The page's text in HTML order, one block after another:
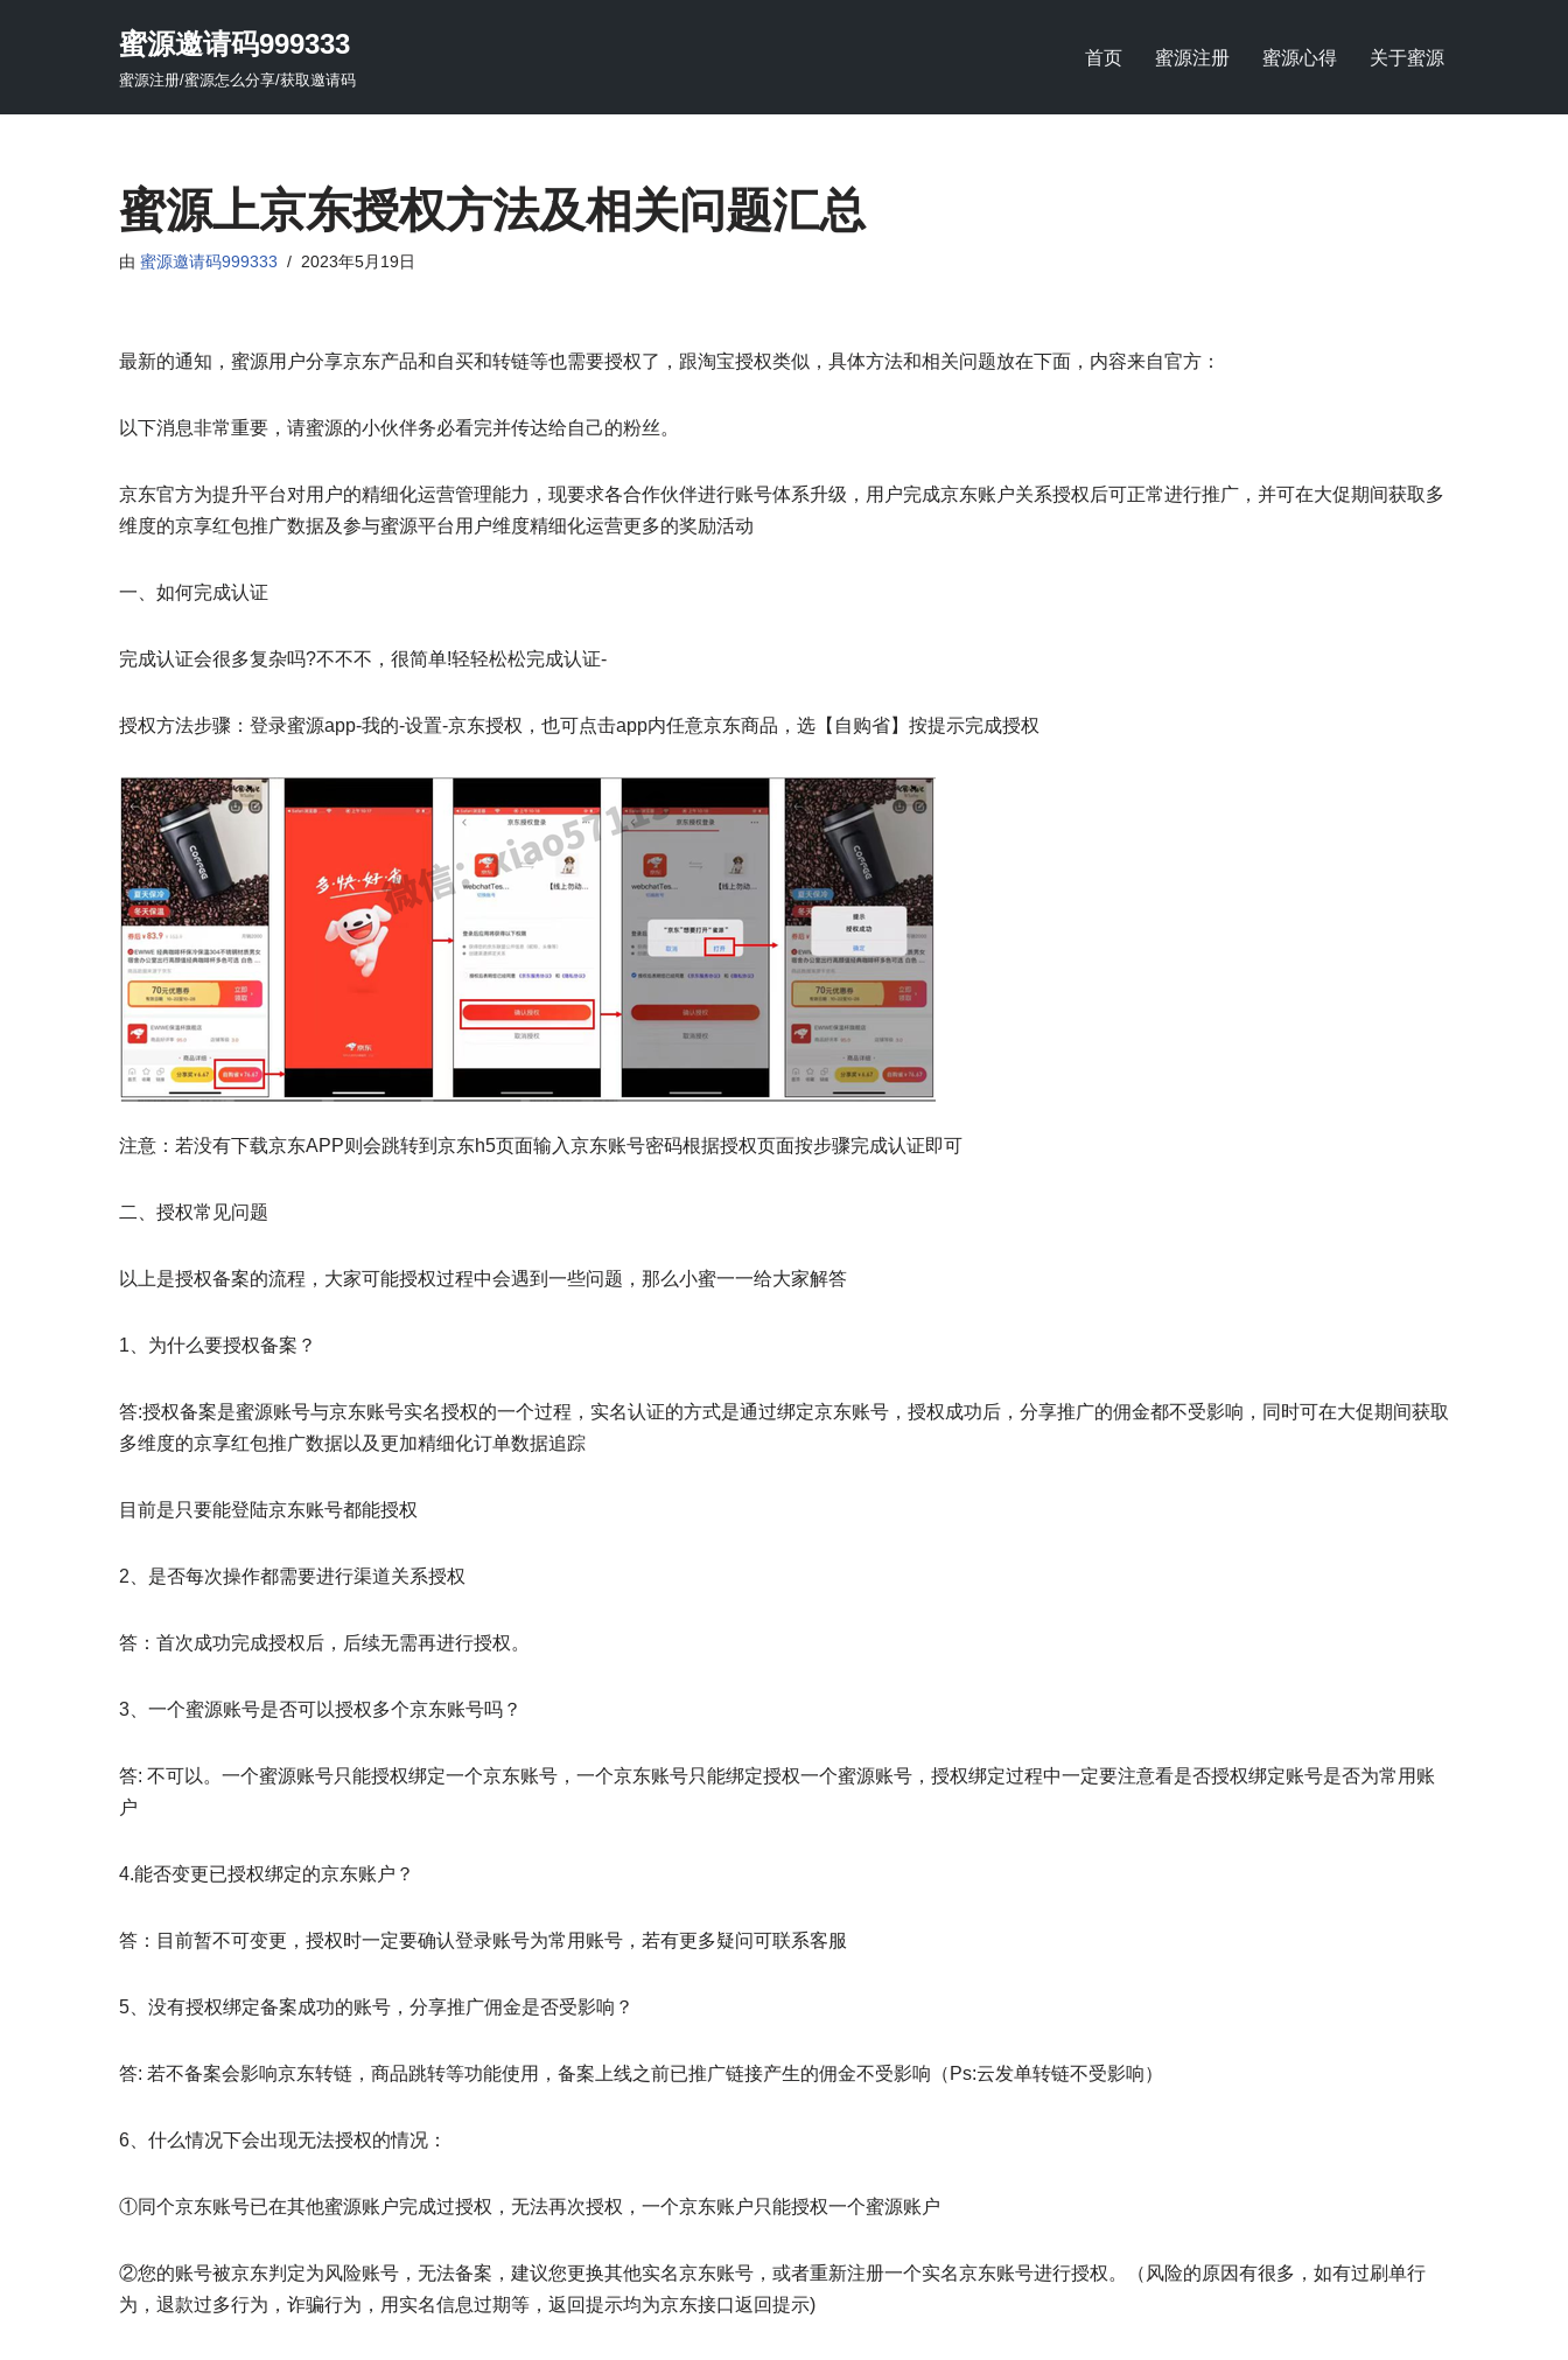
蜜源邀请码999333
蜜源注册/蜜源怎么分享/获取邀请码
首页 蜜源注册 蜜源心得 关于蜜源
蜜源上京东授权方法及相关问题汇总
由 蜜源邀请码999333 2023年5月19日
最新的通知，蜜源用户分享京东产品和自买和转链等也需要授权了，跟淘宝授权类似，具体方法和相关问题放在下面，内容来自官方：
以下消息非常重要，请蜜源的小伙伴务必看完并传达给自己的粉丝。
京东官方为提升平台对用户的精细化运营管理能力，现要求各合作伙伴进行账号体系升级，用户完成京东账户关系授权后可正常进行推广，并可在大促期间获取多
维度的京享红包推广数据及参与蜜源平台用户维度精细化运营更多的奖励活动
一、如何完成认证
完成认证会很多复杂吗?不不不，很简单!轻轻松松完成认证-
授权方法步骤：登录蜜源app-我的-设置-京东授权，也可点击app内任意京东商品，选【自购省】按提示完成授权
注意：若没有下载京东APP则会跳转到京东h5页面输入京东账号密码根据授权页面按步骤完成认证即可
二、授权常见问题
以上是授权备案的流程，大家可能授权过程中会遇到一些问题，那么小蜜一一给大家解答
1、为什么要授权备案？
答:授权备案是蜜源账号与京东账号实名授权的一个过程，实名认证的方式是通过绑定京东账号，授权成功后，分享推广的佣金都不受影响，同时可在大促期间获取
多维度的京享红包推广数据以及更加精细化订单数据追踪
目前是只要能登陆京东账号都能授权
2、是否每次操作都需要进行渠道关系授权
答：首次成功完成授权后，后续无需再进行授权。
3、一个蜜源账号是否可以授权多个京东账号吗？
答: 不可以。一个蜜源账号只能授权绑定一个京东账号，一个京东账号只能绑定授权一个蜜源账号，授权绑定过程中一定要注意看是否授权绑定账号是否为常用账
户
4.能否变更已授权绑定的京东账户？
答：目前暂不可变更，授权时一定要确认登录账号为常用账号，若有更多疑问可联系客服
5、没有授权绑定备案成功的账号，分享推广佣金是否受影响？
答: 若不备案会影响京东转链，商品跳转等功能使用，备案上线之前已推广链接产生的佣金不受影响（Ps:云发单转链不受影响）
6、什么情况下会出现无法授权的情况：
①同个京东账号已在其他蜜源账户完成过授权，无法再次授权，一个京东账户只能授权一个蜜源账户
②您的账号被京东判定为风险账号，无法备案，建议您更换其他实名京东账号，或者重新注册一个实名京东账号进行授权。（风险的原因有很多，如有过刷单行
为，退款过多行为，诈骗行为，用实名信息过期等，返回提示均为京东接口返回提示)